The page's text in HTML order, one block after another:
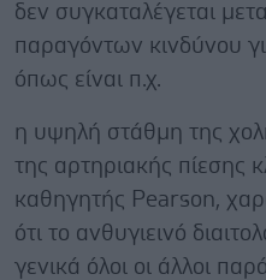
δεν συγκαταλέγεται
παραγόντων κινδύνου
όπως είναι π.χ.
η υψηλή στάθμη της
της αρτηριακής πίεσης
καθηγητής Pearson,
ότι το ανθυγιεινό
γενικά όλοι οι άλλοι